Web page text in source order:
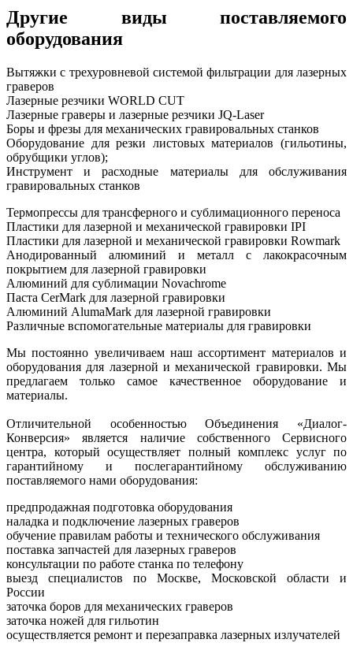
Другие виды поставляемого
оборудования
Вытяжки с трехуровневой системой фильтрации для лазерных
граверов
Лазерные резчики WORLD CUT
Лазерные граверы и лазерные резчики JQ-Laser
Боры и фрезы для механических гравировальных станков
Оборудование для резки листовых материалов (гильотины,
обрубщики углов);
Инструмент и расходные материалы для обслуживания
гравировальных станков
Термопрессы для трансферного и сублимационного переноса
Пластики для лазерной и механической гравировки IPI
Пластики для лазерной и механической гравировки Rowmark
Анодированный алюминий и металл с лакокрасочным
покрытием для лазерной гравировки
Алюминий для сублимации Novachrome
Паста CerMark для лазерной гравировки
Алюминий AlumaMark для лазерной гравировки
Различные вспомогательные материалы для гравировки
Мы постоянно увеличиваем наш ассортимент материалов и
оборудования для лазерной и механической гравировки. Мы
предлагаем только самое качественное оборудование и
материалы.
Отличительной особенностью Объединения «Диалог-
Конверсия» является наличие собственного Сервисного
центра, который осуществляет полный комплекс услуг по
гарантийному и послегарантийному обслуживанию
поставляемого нами оборудования:
предпродажная подготовка оборудования
наладка и подключение лазерных граверов
обучение правилам работы и технического обслуживания
поставка запчастей для лазерных граверов
консультации по работе станка по телефону
выезд специалистов по Москве, Московской области и
России
заточка боров для механических граверов
заточка ножей для гильотин
осуществляется ремонт и перезаправка лазерных излучателей